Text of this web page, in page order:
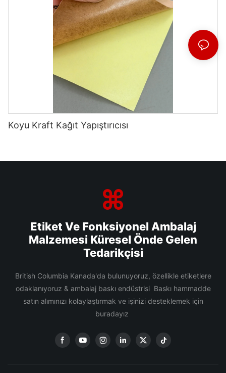
Koyu Kraft Kağıt Yapıştırıcısı
Etiket Ve Fonksiyonel Ambalaj
Malzemesi Küresel Önde Gelen
Tedarikçisi
British Columbia Kanada'da bulunuyoruz, özellikle etiketlere
odaklanıyoruz & ambalaj baskı endüstrisi Baskı hammadde
satın alımınızı kolaylaştırmak ve işinizi desteklemek için
buradayız